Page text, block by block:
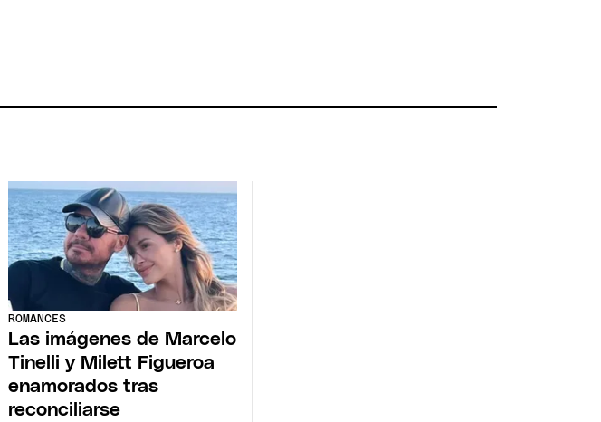
ROMANCES
Las imágenes de Marcelo
Tinelli y Milett Figueroa
enamorados tras
reconciliarse